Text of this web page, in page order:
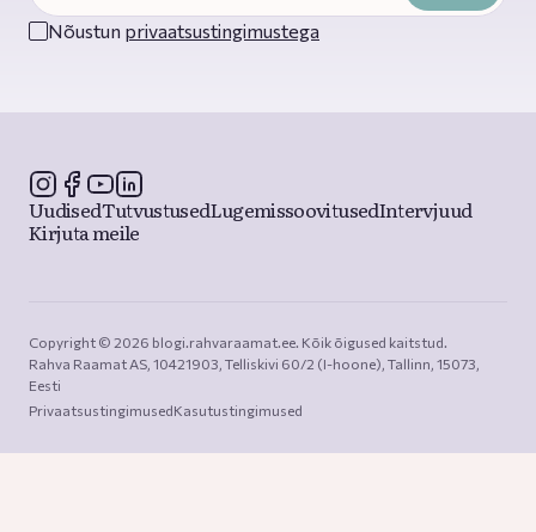
Nõustun privaatsustingimustega
UudisedTutvustusedLugemissoovitusedIntervjuud
Kirjuta meile
Copyright © 2026 blogi.rahvaraamat.ee. Kõik õigused kaitstud.
Rahva Raamat AS, 10421903, Telliskivi 60/2 (I-hoone), Tallinn, 15073,
Eesti
PrivaatsustingimusedKasutustingimused